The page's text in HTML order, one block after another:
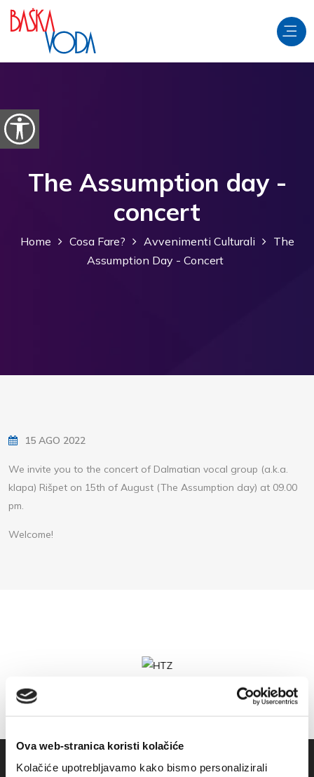
Ova web-stranica koristi kolačiće
Kolačiće upotrebljavamo kako bismo personalizirali
Salta al contenuto
Apri le opzioni di accessibilità
The Assumption day -
concert
Home Cosa Fare? Avvenimenti Culturali
The
Assumption Day - Concert
15 AGO 2022
We invite you to the concert of Dalmatian vocal group (a.k.a.
klapa) Rišpet on 15th of August (The Assumption day) at 09.00
pm.
Welcome!